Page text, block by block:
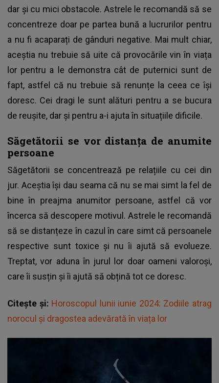
dar și cu mici obstacole. Astrele le recomandă să se
concentreze doar pe partea bună a lucrurilor pentru
a nu fi acaparați de gânduri negative. Mai mult chiar,
aceștia nu trebuie să uite că provocările vin în viața
lor pentru a le demonstra cât de puternici sunt de
fapt, astfel că nu trebuie să renunțe la ceea ce își
doresc. Cei dragi le sunt alături pentru a se bucura
de reușite, dar și pentru a-i ajuta în situațiile dificile.
Săgetătorii se vor distanța de anumite
persoane
Săgetătorii se concentrează pe relațiile cu cei din
jur. Aceștia își dau seama că nu se mai simt la fel de
bine în preajma anumitor persoane, astfel că vor
încerca să descopere motivul. Astrele le recomandă
să se distanțeze în cazul în care simt că persoanele
respective sunt toxice și nu îi ajută să evolueze.
Treptat, vor aduna în jurul lor doar oameni valoroși,
care îi susțin și îi ajută să obțină tot ce doresc.
Citește și: Horoscopul lunii iunie 2024: Zodiile atrag
norocul și dragostea adevărată în viața lor